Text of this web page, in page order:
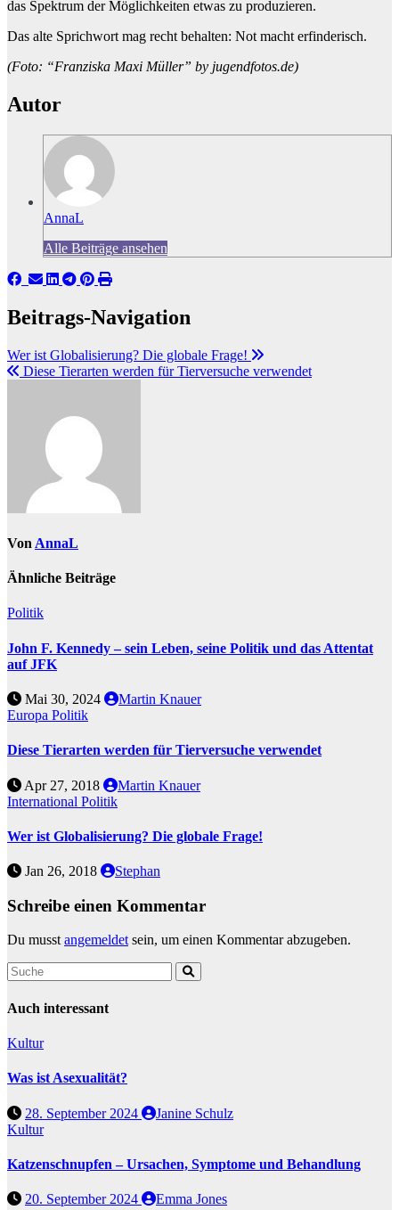
das Spektrum der Möglichkeiten etwas zu produzieren.
Das alte Sprichwort mag recht behalten: Not macht erfinderisch.
(Foto: “Franziska Maxi Müller” by jugendfotos.de)
Autor
AnnaL
Alle Beiträge ansehen
Beitrags-Navigation
Wer ist Globalisierung? Die globale Frage!
Diese Tierarten werden für Tierversuche verwendet
Von AnnaL
Ähnliche Beiträge
Politik
John F. Kennedy – sein Leben, seine Politik und das Attentat
auf JFK
Mai 30, 2024
Martin Knauer
Europa Politik
Diese Tierarten werden für Tierversuche verwendet
Apr 27, 2018
Martin Knauer
International Politik
Wer ist Globalisierung? Die globale Frage!
Jan 26, 2018 Stephan
Schreibe einen Kommentar
Du musstangemeldetsein, um einen Kommentar abzugeben.
Auch interessant
Kultur
Was ist Asexualität?
28. September 2024
Janine Schulz
Kultur
Katzenschnupfen – Ursachen, Symptome und Behandlung
20. September 2024
Emma Jones